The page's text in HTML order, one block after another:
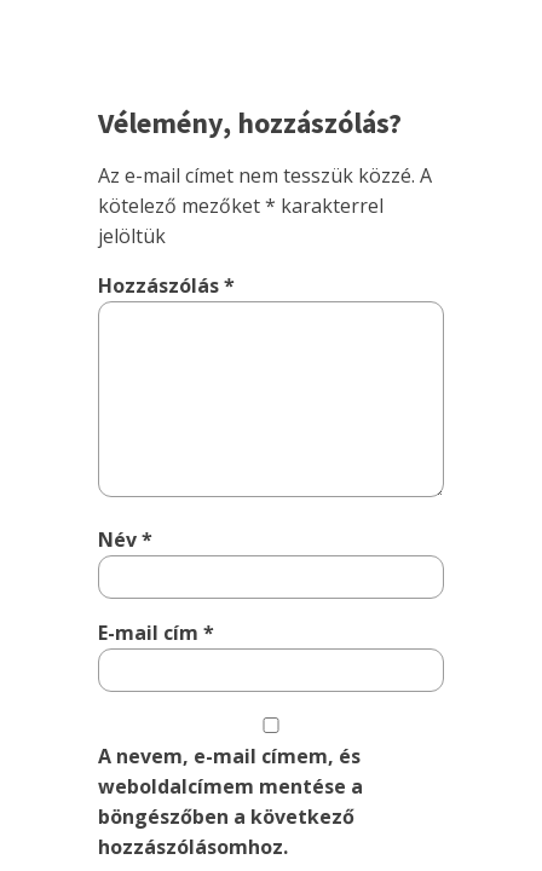
Vélemény, hozzászólás?
Az e-mail címet nem tesszük közzé. A
kötelező mezőket* karakterrel
jelöltük
Hozzászólás*
Név*
E-mail cím*
A nevem, e-mail címem, és
weboldalcímem mentése a
böngészőben a következő
hozzászólásomhoz.